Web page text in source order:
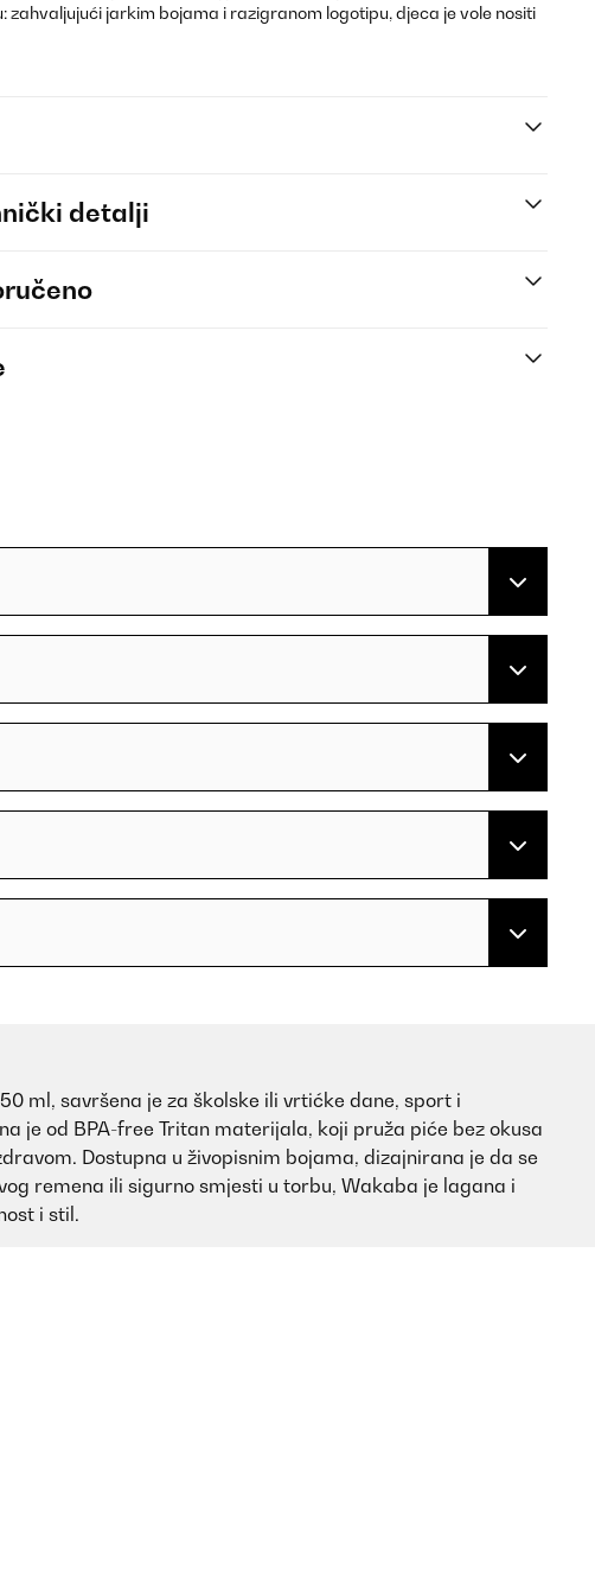
zahvaljujući jarkim bojama i razigranom logotipu, djeca je vole nositi
detalji
ml, savršena je za školske ili vrtićke dane, sport i
je od BPA-free Tritan materijala, koji pruža piće bez okusa
Dostupna u živopisnim bojama, dizajnirana je da se
remena ili sigurno smjesti u torbu, Wakaba je lagana i
i stil.